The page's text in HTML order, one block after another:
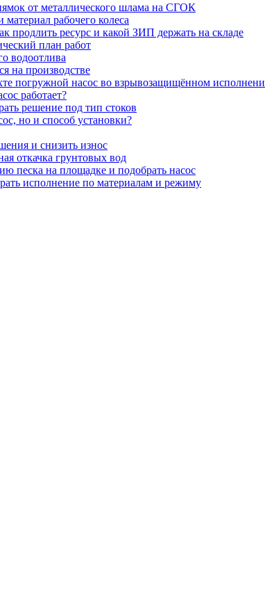
от металлического шлама на СГОК
рабочего колеса
продлить ресурс и какой ЗИП держать на складе
план работ
водоотлива
на производстве
погружной насос во взрывозащищённом
работает?
решение под тип стоков
но и способ установки?
и снизить износ
откачка грунтовых вод
песка на площадке и подобрать насос
исполнение по материалам и режиму